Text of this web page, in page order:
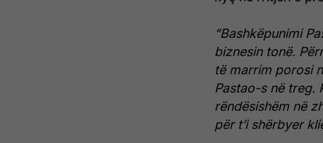
“Bashkëpunimi
biznesin tonë.
të marrim porosi
Pastao-s në treg.
rëndësishëm në
për t’i shërbyer